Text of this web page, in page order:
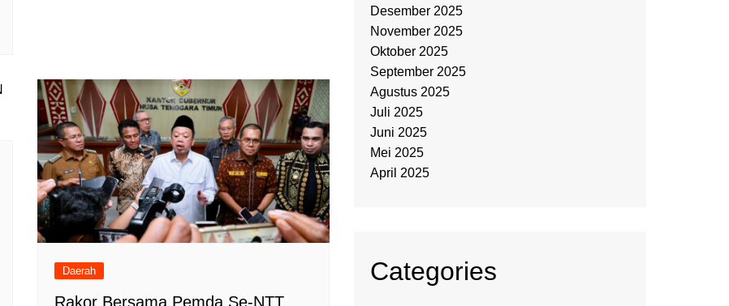
Daerah
Rakor Bersama Pemda Se-NTT,
Desember 2025
November 2025
Oktober 2025
September 2025
Agustus 2025
Juli 2025
Juni 2025
Mei 2025
April 2025
Categories